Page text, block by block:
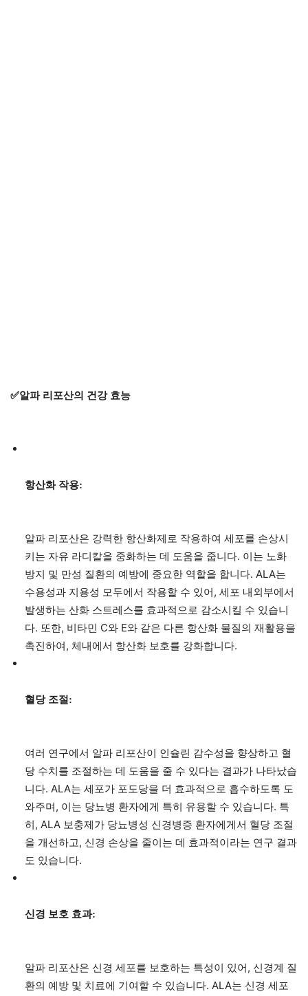
✅알파 리포산의 건강 효능
항산화 작용:
알파 리포산은 강력한 항산화제로 작용하여 세포를 손상시
키는 자유 라디칼을 중화하는 데 도움을 줍니다. 이는 노화
방지 및 만성 질환의 예방에 중요한 역할을 합니다. ALA는
수용성과 지용성 모두에서 작용할 수 있어, 세포 내외부에서
발생하는 산화 스트레스를 효과적으로 감소시킬 수 있습니
다. 또한, 비타민 C와 E와 같은 다른 항산화 물질의 재활용을
촉진하여, 체내에서 항산화 보호를 강화합니다.
혈당 조절:
여러 연구에서 알파 리포산이 인슐린 감수성을 향상하고 혈
당 수치를 조절하는 데 도움을 줄 수 있다는 결과가 나타났습
니다. ALA는 세포가 포도당을 더 효과적으로 흡수하도록 도
와주며, 이는 당뇨병 환자에게 특히 유용할 수 있습니다. 특
히, ALA 보충제가 당뇨병성 신경병증 환자에게서 혈당 조절
을 개선하고, 신경 손상을 줄이는 데 효과적이라는 연구 결과
도 있습니다.
신경 보호 효과:
알파 리포산은 신경 세포를 보호하는 특성이 있어, 신경계 질
환의 예방 및 치료에 기여할 수 있습니다. ALA는 신경 세포